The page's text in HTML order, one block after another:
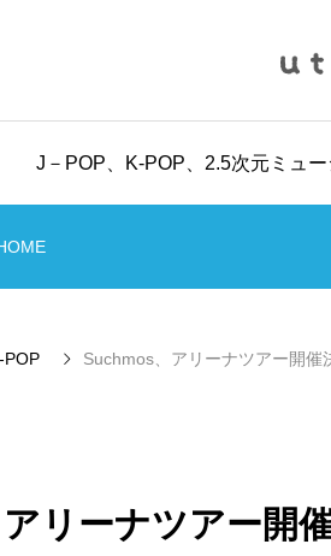
J－POP、K-POP、2.5次元ミュ
POP Suchmos、アリーナツアー開
リーナツアー開